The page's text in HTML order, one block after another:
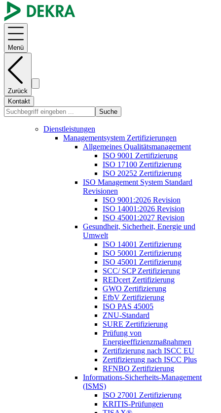
Menü
Zurück
Kontakt
Suche
Dienstleistungen
Managementsystem Zertifizierungen
Allgemeines Qualitätsmanagement
ISO 9001 Zertifizierung
ISO 17100 Zertifizierung
ISO 20252 Zertifizierung
ISO Management System Standard
Revisionen
ISO 9001:2026 Revision
ISO 14001:2026 Revision
ISO 45001:2027 Revision
Gesundheit, Sicherheit, Energie und
Umwelt
ISO 14001 Zertifizierung
ISO 50001 Zertifizierung
ISO 45001 Zertifizierung
SCC/ SCP Zertifizierung
REDcert Zertifizierung
GWO Zertifizierung
EfbV Zertifizierung
ISO PAS 45005
ZNU-Standard
SURE Zertifizierung
Prüfung von
Energieeffizienzmaßnahmen
Zertifizierung nach ISCC EU
Zertifizierung nach ISCC Plus
RFNBO Zertifizierung
Informations-Sicherheits-Management
(ISMS)
ISO 27001 Zertifizierung
KRITIS-Prüfungen